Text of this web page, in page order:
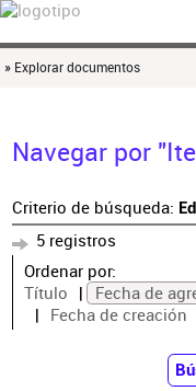
» Explorar documentos
Navegar por
Criterio de búsqueda:
5 registros
Ordenar por:
Título
Fecha de
Fecha de creación